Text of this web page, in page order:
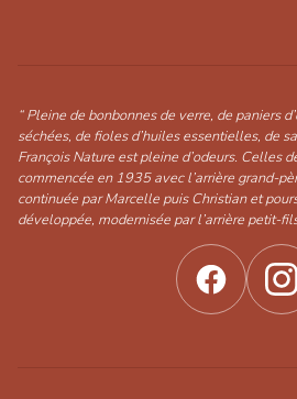
“ Pleine de bonbonnes de verre, de paniers
séchées, de fioles d’huiles essentielles, de
François Nature est pleine d’odeurs. Celles
commencée en 1935 avec l’arrière grand-
continuée par Marcelle puis Christian et
développée, modernisée par l’arrière petit-